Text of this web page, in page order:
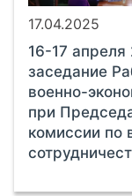
17.04.2025
16-17 апреля
заседание
военно-
при
комиссии по